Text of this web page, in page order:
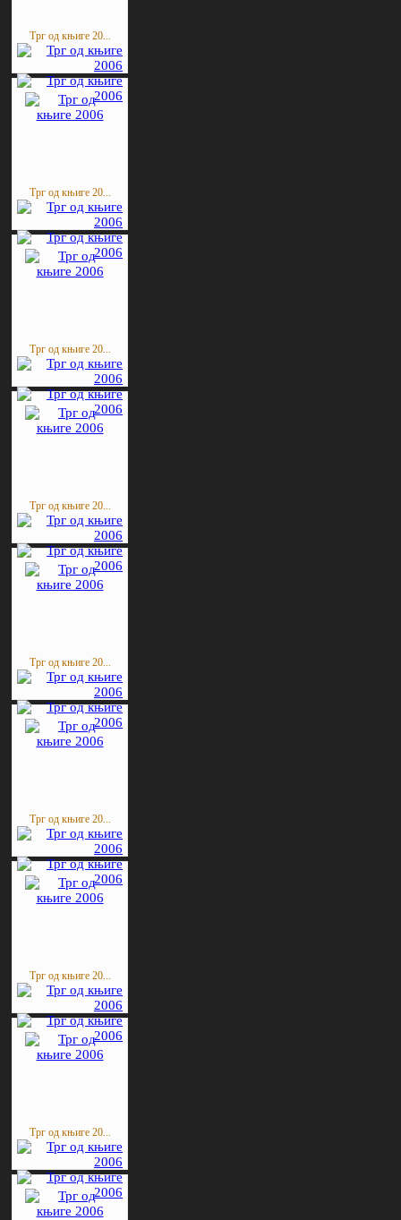
Трг од књиге 20...
Трг од књиге 20...
Трг од књиге 20...
Трг од књиге 20...
Трг од књиге 20...
Трг од књиге 20...
Трг од књиге 20...
Трг од књиге 20...